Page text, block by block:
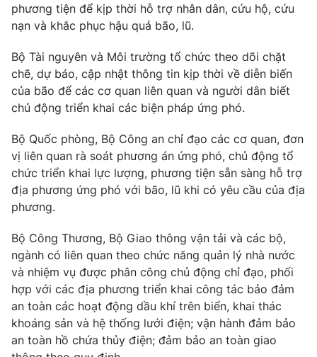
Cơ quan chủ quản:Đài Truyền hình Việt Nam
Cơ quan báo chí:Thời báo VTV
cấp ngày 29/12/2023
Tổng Biên tập: Vũ Thanh Thủy
Phó Tổng Biên tập: Nguyễn Thị Mỹ Hạnh, Phạm Quốc Thắng,
Nguyễn Trọng Ninh
Tổng đài VTV:024.38 355 931 - 024.38 355 932
Ðiện thoại Thời báo VTV:024.66 897 897
Email: toasoan@vtv.vn
Liên hệ quảng cáo:024-7300.7108
phương tiện để kịp thời hỗ trợ nhân dân, cứu hộ, cứu
nạn và khắc phục hậu quả bão, lũ.
Bộ Tài nguyên và Môi trường tổ chức theo dõi chặt
chẽ, dự báo, cập nhật thông tin kịp thời về diễn biến
của bão để các cơ quan liên quan và người dân biết
chủ động triển khai các biện pháp ứng phó.
Bộ Quốc phòng, Bộ Công an chỉ đạo các cơ quan, đơn
vị liên quan rà soát phương án ứng phó, chủ động tổ
chức triển khai lực lượng, phương tiện sẵn sàng hỗ trợ
địa phương ứng phó với bão, lũ khi có yêu cầu của địa
phương.
Bộ Công Thương, Bộ Giao thông vận tải và các bộ,
ngành có liên quan theo chức năng quản lý nhà nước
và nhiệm vụ được phân công chủ động chỉ đạo, phối
hợp với các địa phương triển khai công tác bảo đảm
an toàn các hoạt động dầu khí trên biển, khai thác
khoáng sản và hệ thống lưới điện; vận hành đảm bảo
an toàn hồ chứa thủy điện; đảm bảo an toàn giao